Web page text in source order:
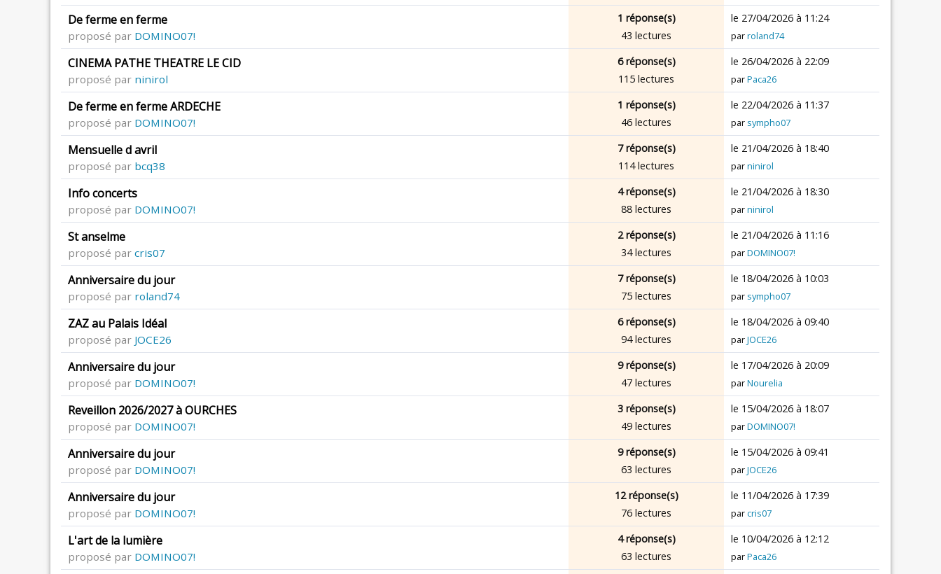
De ferme en ferme
proposé par DOMINO07!
1 réponse(s)
43 lectures
le 27/04/2026 à 11:24
parroland74
CINEMA PATHE THEATRE LE CID
proposé par ninirol
6 réponse(s)
115 lectures
le 26/04/2026 à 22:09
parPaca26
De ferme en ferme ARDECHE
proposé par DOMINO07!
1 réponse(s)
46 lectures
le 22/04/2026 à 11:37
par sympho07
Mensuelle d avril
proposé par bcq38
7 réponse(s)
114 lectures
le 21/04/2026 à 18:40
parninirol
Info concerts
proposé par DOMINO07!
4 réponse(s)
88 lectures
le 21/04/2026 à 18:30
parninirol
St anselme
proposé par cris07
2 réponse(s)
34 lectures
le 21/04/2026 à 11:16
parDOMINO07!
Anniversaire du jour
proposé par roland74
7 réponse(s)
75 lectures
le 18/04/2026 à 10:03
par sympho07
ZAZ au Palais Idéal
proposé par JOCE26
6 réponse(s)
94 lectures
le 18/04/2026 à 09:40
parJOCE26
Anniversaire du jour
proposé par DOMINO07!
9 réponse(s)
47 lectures
le 17/04/2026 à 20:09
parNourelia
Reveillon 2026/2027 à OURCHES
proposé par DOMINO07!
3 réponse(s)
49 lectures
le 15/04/2026 à 18:07
parDOMINO07!
Anniversaire du jour
proposé par DOMINO07!
9 réponse(s)
63 lectures
le 15/04/2026 à 09:41
parJOCE26
Anniversaire du jour
proposé par DOMINO07!
12 réponse(s)
76 lectures
le 11/04/2026 à 17:39
parcris07
L'art de la lumière
proposé par DOMINO07!
4 réponse(s)
63 lectures
le 10/04/2026 à 12:12
parPaca26